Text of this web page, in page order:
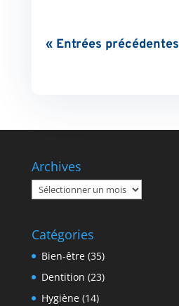
« Entrées précédentes
Archives
Archives
Catégories
Bien-être(35)
Dentition (23)
Hygiène(14)